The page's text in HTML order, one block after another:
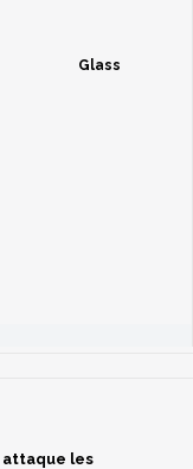
Glass
attaque les